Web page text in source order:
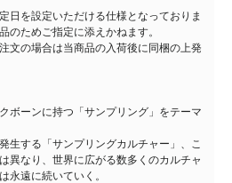
日を設定いただける仕様となっておりま
のためご指定に添えかねます。
文の場合は当商品の入荷後に同梱の上発
ボーンに持つ「サンプリング」をテーマ
生する「サンプリングカルチャー」、こ
異なり、世界に広がる数多くのカルチャ
永遠に続いていく。